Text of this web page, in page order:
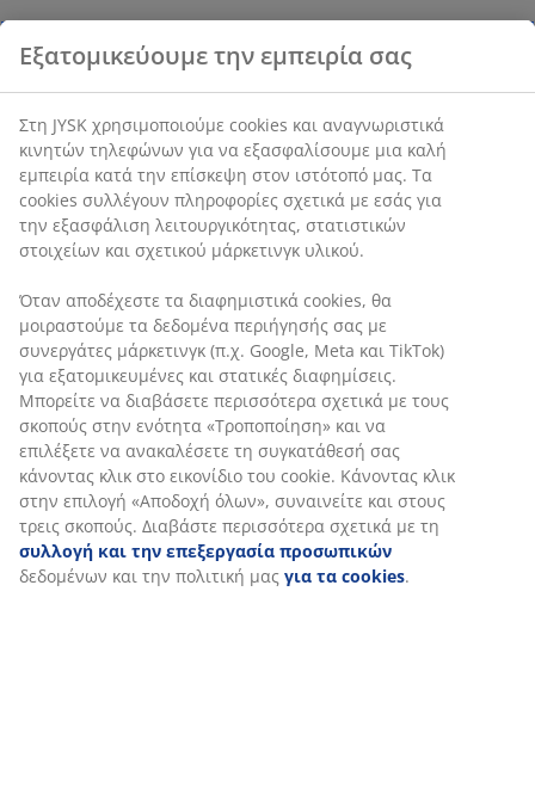
Το σετ αποτελείται από τα παρακάτω
στοιχεία
Χαρακτηριστικά προϊόντος
Αξιολογήσεις
(0 )
Αποστολή
Εξατομικεύουμε την εμπειρία σας
Στη JYSK χρησιμοποιούμε cookies και αναγνωριστικά
κινητών τηλεφώνων για να εξασφαλίσουμε μια καλή
εμπειρία κατά την επίσκεψη στον ιστότοπό μας. Τα
cookies συλλέγουν πληροφορίες σχετικά με εσάς για
την εξασφάλιση λειτουργικότητας, στατιστικών
στοιχείων και σχετικού μάρκετινγκ υλικού.
Όταν αποδέχεστε τα διαφημιστικά cookies, θα
μοιραστούμε τα δεδομένα περιήγησής σας με
συνεργάτες μάρκετινγκ (π.χ. Google, Meta και TikTok)
για εξατομικευμένες και στατικές διαφημίσεις.
Μπορείτε να διαβάσετε περισσότερα σχετικά με τους
σκοπούς στην ενότητα «Τροποποίηση» και να
επιλέξετε να ανακαλέσετε τη συγκατάθεσή σας
κάνοντας κλικ στο εικονίδιο του cookie. Κάνοντας κλικ
στην επιλογή «Αποδοχή όλων», συναινείτε και στους
τρεις σκοπούς. Διαβάστε περισσότερα σχετικά με τη
συλλογή και την επεξεργασία προσωπικών
δεδομένων και την πολιτική μας για τα cookies.